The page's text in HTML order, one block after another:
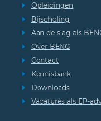
Opleidingen
Bijscholing
Aan de slag als
Over BENG
Contact
Kennisbank
Downloads
Vacatures als EP-